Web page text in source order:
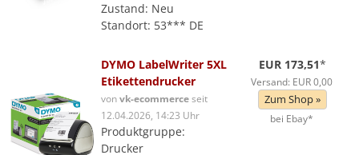
Zustand: Neu
Standort: 53*** DE
DYMO LabelWriter 5XL
Etikettendrucker
vonvk-ecommerceseit
12.04.2026, 14:23 Uhr
Produktgruppe:
Drucker
EUR 173,51*
Versand: EUR 0,00
Zum Shop »
bei Ebay*